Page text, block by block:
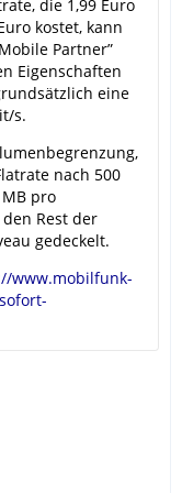
die 1,99 Euro
kostet, kann
Partner”
Eigenschaften
eine
s.
nach 500
pro
Rest der
gedeckelt.
www.mobilfunk-